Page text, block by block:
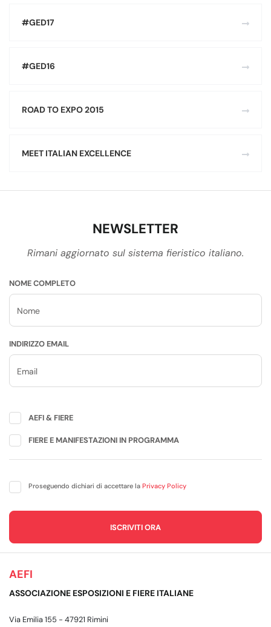
#GED17
#GED16
ROAD TO EXPO 2015
MEET ITALIAN EXCELLENCE
NEWSLETTER
Rimani aggiornato sul sistema fieristico italiano.
NOME COMPLETO
INDIRIZZO EMAIL
AEFI & FIERE
FIERE E MANIFESTAZIONI IN PROGRAMMA
Proseguendo dichiari di accettare la Privacy Policy
AEFI
ASSOCIAZIONE ESPOSIZIONI E FIERE ITALIANE
Via Emilia 155 - 47921 Rimini